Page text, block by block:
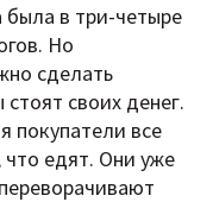
в три-четыре
Но
сделать
своих денег.
покупатели все
что едят. Они уже